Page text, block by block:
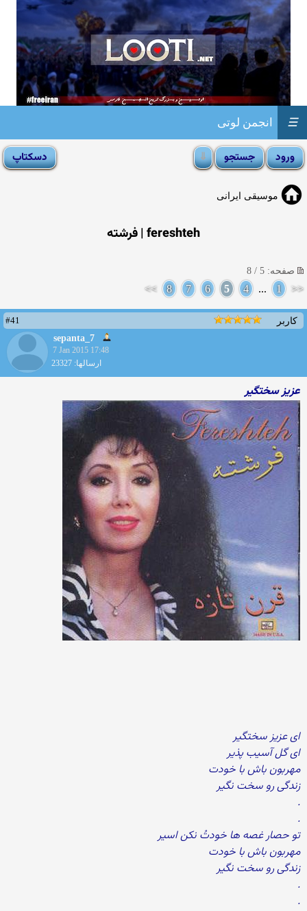
انجمن لوتی ☰
موسیقی ایرانی
fereshteh | فرشته
صفحه: 5 / 8
<<
1
...
4
5
6
7
8
>>
کاربر
#41
sepanta_7
7 Jan 2015 17:48
ارسالها: 23327
عزیز سختگیر
ای عزیز سختگیر
ای گل آسیب پذیر
مهربون باش با خودت
زندگی رو سخت نگیر
.
.
تو حصار غصه ها خودتُ نکن اسیر
مهربون باش با خودت
زندگی رو سخت نگیر
.
.